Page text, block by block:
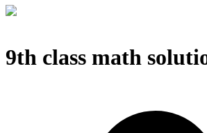
9th class math